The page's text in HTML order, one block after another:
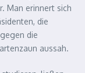
Man erinnert sich
die
die
aussah.